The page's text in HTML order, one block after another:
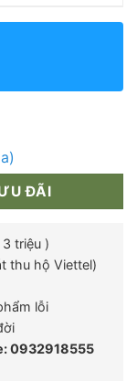
ĐÃI
triệu )
thu hộ Viettel)
lỗi
0932918555